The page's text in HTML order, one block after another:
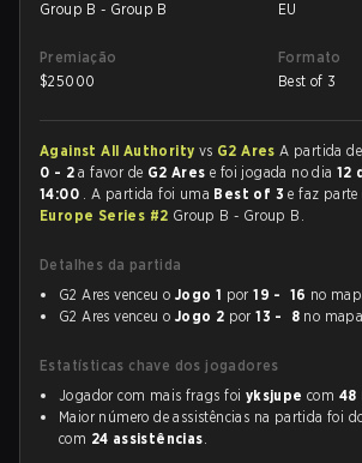
Group B - Group B
EU
Premiação
$25000
Formato
Best of 3
Against All Authority vs G2 AresA partida
0 - 2 a favor de G2 Arese foi jogada no dia12
14:00 . A partida foi uma Best of 3e faz parte
Europe Series #2 Group B - Group B.
Detalhes da partida
G2 Ares venceu o Jogo 1 por19 - 16 no
G2 Ares venceu o Jogo 2 por13 - 8 no
Estatísticas chave dos jogadores
Jogador com mais frags foi yksjupe com 48
Maior número de assistências na partida foi
com 24 assistências.